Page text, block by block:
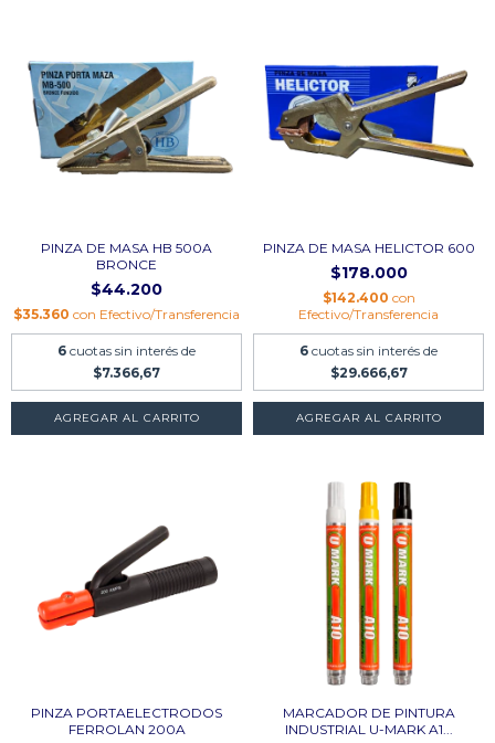
PINZA DE MASA HB 500A
BRONCE
$44.200
$35.360 con Efectivo/Transferencia
6 cuotas sin interés de
$7.366,67
PINZA DE MASA HELICTOR 600
$178.000
$142.400 con
Efectivo/Transferencia
6 cuotas sin interés de
$29.666,67
PINZA PORTAELECTRODOS
FERROLAN 200A
MARCADOR DE PINTURA
INDUSTRIAL U-MARK A1...